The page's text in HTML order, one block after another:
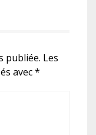
publiée. Les
avec*